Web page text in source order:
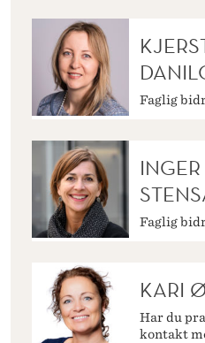
Faglig
Faglig
KARI
Har du
kontakt